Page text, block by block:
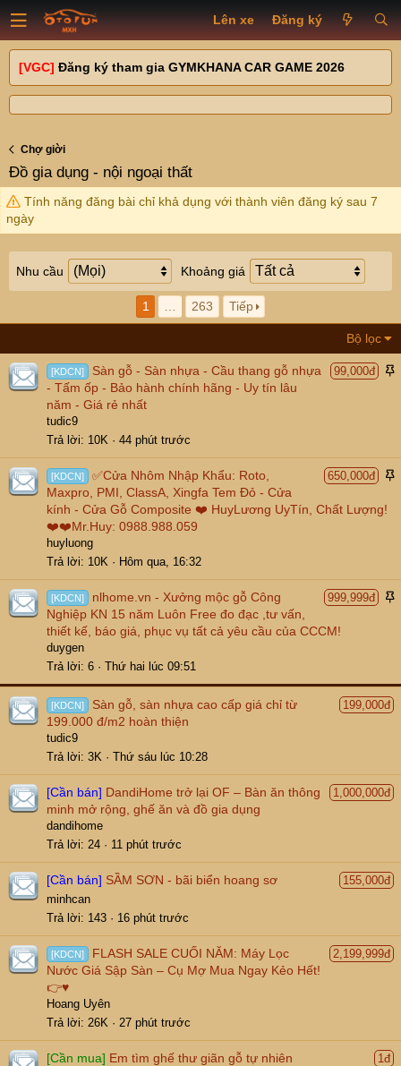
Lên xe Đăng ký
[VGC] Đăng ký tham gia GYMKHANA CAR GAME 2026
Chợ giời
Đồ gia dụng - nội ngoại thất
Tính năng đăng bài chỉ khả dụng với thành viên đăng ký sau 7
ngày
Nhu cầu Khoảng giá
1 263 Tiếp
Bộ lọc
99,000đ
D
n
t
[KDCN]
Sàn gỗ - Sàn nhựa - Cầu thang gỗ nhựa
- Tấm ốp - Bảo hành chính hãng - Uy tín lâu
năm - Giá rẻ nhất
tudic9
Trả lời
10K 44 phút trước
650,000đ
D
t
r
[KDCN]
✅Cửa Nhôm Nhập Khẩu: Roto,
Maxpro, PMI, ClassA, Xingfa Tem Đỏ - Cửa
kính - Cửa Gỗ Composite ❤️ HuyLương UyTín, Chất Lượng!
❤️❤️Mr.Huy: 0988.988.059
huyluong
Trả lời
10K Hôm qua, 16:32
999,999đ
D
n
t
r
[KDCN]
nlhome.vn - Xưởng mộc gỗ Công
Nghiệp KN 15 năm Luôn Free đo đạc ,tư vấn,
thiết kế, báo giá, phục vụ tất cả yêu cầu của CCCM!
duygen
Trả lời 6 Thứ hai lúc 09:51
199,000đ
[KDCN]
Sàn gỗ, sàn nhựa cao cấp giá chỉ từ
199.000 đ/m2 hoàn thiện
tudic9
Trả lời 3K Thứ sáu lúc 10:28
1,000,000đ
[Cần bán] DandiHome trở lại OF – Bàn ăn thông
minh mở rộng, ghế ăn và đồ gia dụng
dandihome
Trả lời
24 11 phút trước
155,000đ
[Cần bán] SẦM SƠN - bãi biển hoang sơ
minhcan
Trả lời
143 16 phút trước
2,199,999đ
[KDCN]
FLASH SALE CUỐI NĂM: Máy Lọc
Nước Giá Sập Sàn – Cụ Mợ Mua Ngay Kẻo Hết!
👉♥
Hoang Uyên
Trả lời
26K 27 phút trước
1đ
[Cần mua] Em tìm ghế thư giãn gỗ tự nhiên